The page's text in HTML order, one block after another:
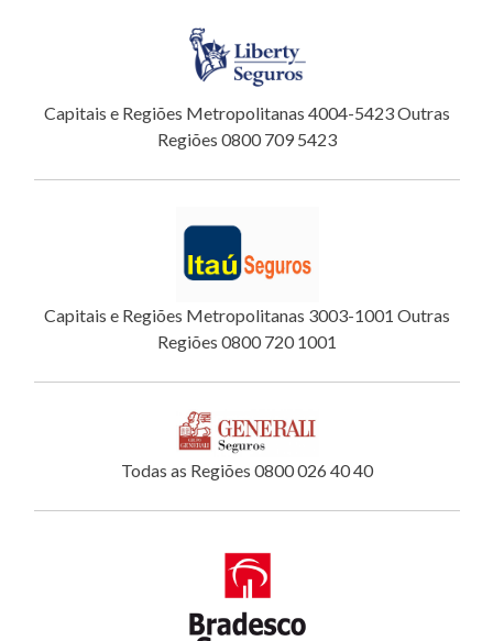
Capitais e Regiões Metropolitanas 4004-5423 Outras
Regiões 0800 709 5423
Capitais e Regiões Metropolitanas 3003-1001 Outras
Regiões 0800 720 1001
Todas as Regiões 0800 026 40 40